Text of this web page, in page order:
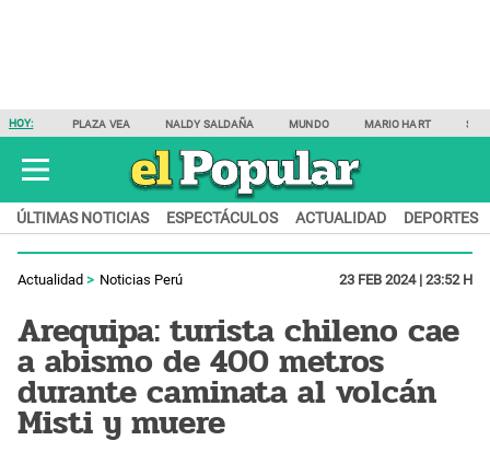
HOY: PLAZA VEA NALDY SALDAÑA MUNDO MARIO HART
ÚLTIMAS NOTICIAS ESPECTÁCULOS ACTUALIDAD DEPORTES
Actualidad Noticias Perú 23 FEB 2024 | 23:52 H
Arequipa: turista chileno cae
a abismo de 400 metros
durante caminata al volcán
Misti y muere